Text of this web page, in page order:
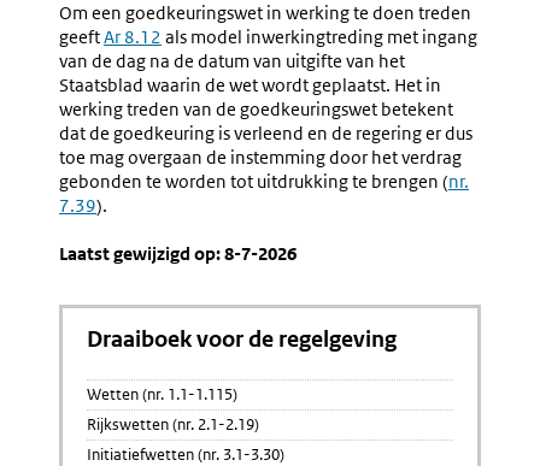
Intrekking
Of
Verwerping
Van
Het
Wetsvoorstel
Om een goedkeuringswet in werking te doen treden
geeftAr 8.12 als model inwerkingtreding met ingang
van de dag na de datum van uitgifte van het
Staatsblad waarin de wet wordt geplaatst. Het in
werking treden van de goedkeuringswet betekent
dat de goedkeuring is verleend en de regering er dus
toe mag overgaan de instemming door het verdrag
gebonden te worden tot uitdrukking te brengen (nr.
7.39).
Laatst gewijzigd op: 8-7-2026
Draaiboek voor de regelgeving
Wetten (nr. 1.1-1.115)
Rijkswetten (nr. 2.1-2.19)
Initiatiefwetten (nr. 3.1-3.30)